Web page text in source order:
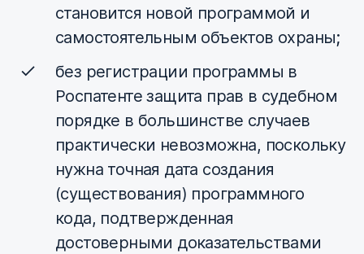
становится новой программой и
самостоятельным объектов охраны;
без регистрации программы в
Роспатенте защита прав в судебном
порядке в большинстве случаев
практически невозможна, поскольку
нужна точная дата создания
(существования) программного
кода, подтвержденная
достоверными доказательствами